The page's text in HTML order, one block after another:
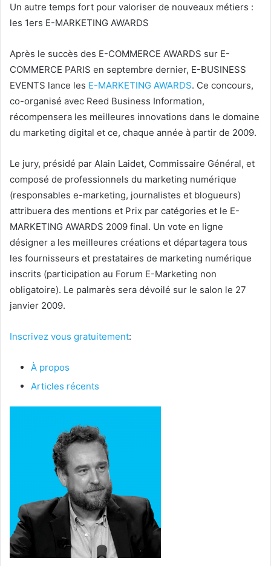
Un autre temps fort pour valoriser de nouveaux métiers :
les 1ers E-MARKETING AWARDS
Après le succès des E-COMMERCE AWARDS sur E-
COMMERCE PARIS en septembre dernier, E-BUSINESS
EVENTS lance les E-MARKETING AWARDS. Ce concours,
co-organisé avec Reed Business Information,
récompensera les meilleures innovations dans le domaine
du marketing digital et ce, chaque année à partir de 2009.
Le jury, présidé par Alain Laidet, Commissaire Général, et
composé de professionnels du marketing numérique
(responsables e-marketing, journalistes et blogueurs)
attribuera des mentions et Prix par catégories et le E-
MARKETING AWARDS 2009 final. Un vote en ligne
désigner a les meilleures créations et départagera tous
les fournisseurs et prestataires de marketing numérique
inscrits (participation au Forum E-Marketing non
obligatoire). Le palmarès sera dévoilé sur le salon le 27
janvier 2009.
Inscrivez vous gratuitement:
À propos
Articles récents